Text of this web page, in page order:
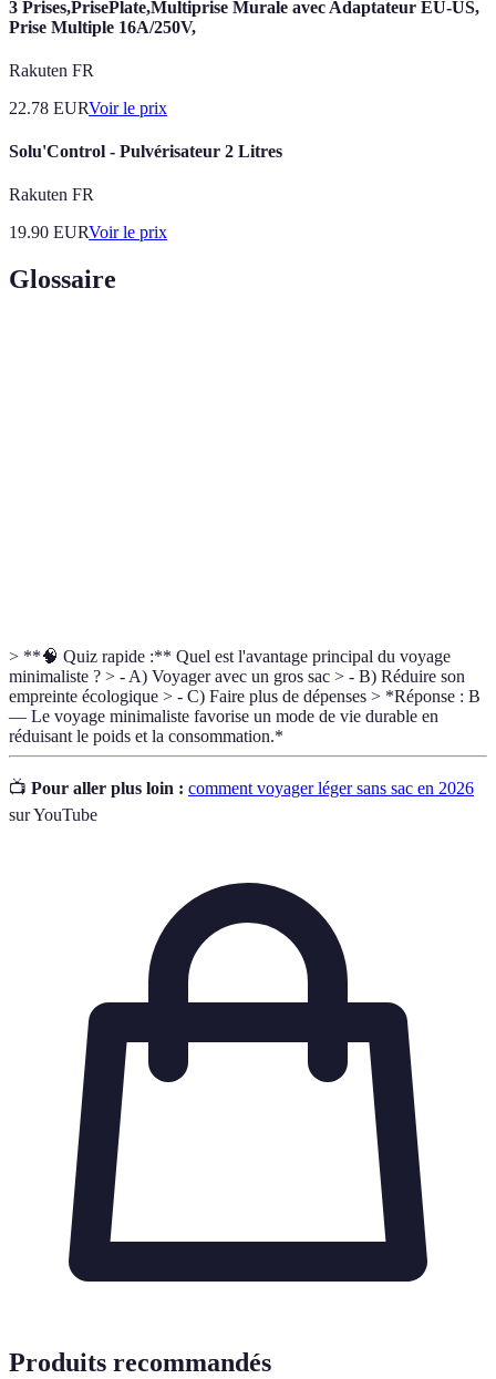
3 Prises,PrisePlate,Multiprise Murale avec Adaptateur EU-US,
Prise Multiple 16A/250V,
Rakuten FR
22.78 EURVoir le prix
Solu'Control - Pulvérisateur 2 Litres
Rakuten FR
19.90 EURVoir le prix
Glossaire
> **🧠 Quiz rapide :** Quel est l'avantage principal du voyage
minimaliste ? > - A) Voyager avec un gros sac > - B) Réduire son
empreinte écologique > - C) Faire plus de dépenses > *Réponse : B
— Le voyage minimaliste favorise un mode de vie durable en
réduisant le poids et la consommation.*
📺 Pour aller plus loin : comment voyager léger sans sac en 2026
sur YouTube
Produits recommandés